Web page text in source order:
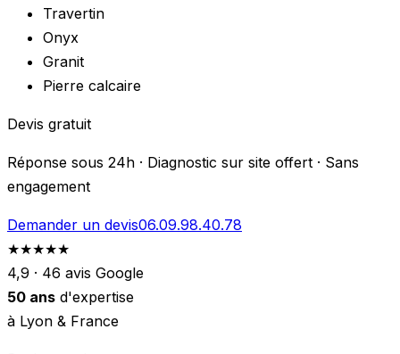
Travertin
Onyx
Granit
Pierre calcaire
Devis gratuit
Réponse sous 24h · Diagnostic sur site offert · Sans
engagement
Demander un devis06.09.98.40.78
★★★★★
4,9 · 46 avis Google
50 ans d'expertise
à Lyon & France